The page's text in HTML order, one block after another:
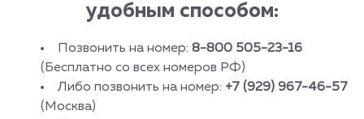
удобным способом:
Позвонить на номер: 8-800 505-23-16
(Бесплатно со всех номеров РФ)
Либо позвонить на номер: +7 (929) 967-46-57
(Москва)